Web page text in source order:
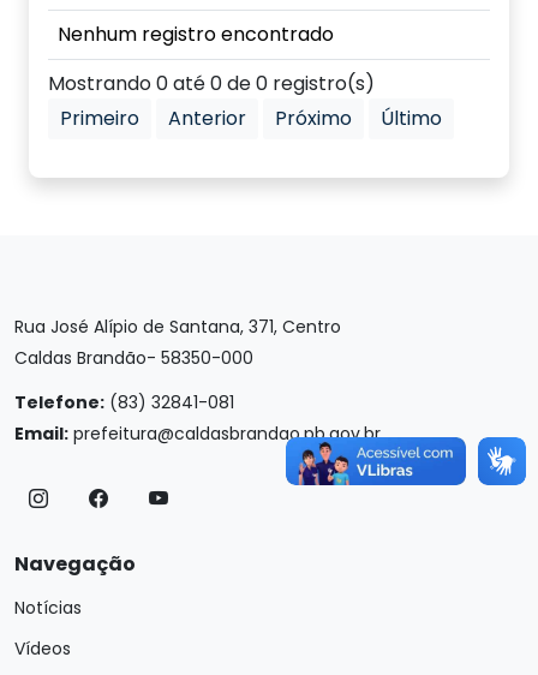
Nenhum registro encontrado
Mostrando 0 até 0 de 0 registro(s)
Primeiro
Anterior Próximo Último
Rua José Alípio de Santana, 371, Centro
Caldas Brandão- 58350-000
Telefone: (83) 32841-081
Email: prefeitura@caldasbrandao.pb.gov.br
Navegação
Notícias
Vídeos